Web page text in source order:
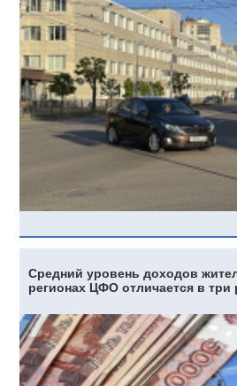
Средний уровень доходов
регионах ЦФО отличается в три